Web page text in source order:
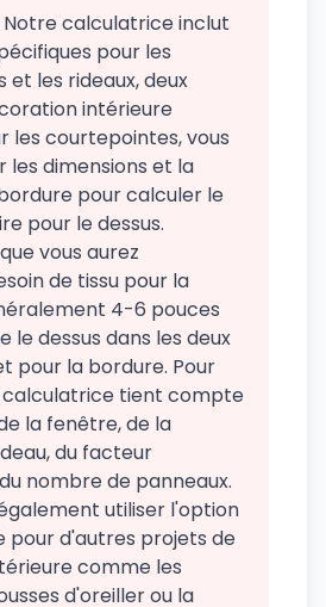
calculatrice inclut
pour les
les rideaux, deux
intérieure
les courtepointes, vous
les dimensions et la
pour calculer le
pour le dessus.
vous aurez
de tissu pour la
4-6 pouces
le dessus dans les deux
pour la bordure. Pour
calculatrice tient compte
la fenêtre, de la
du facteur
nombre de panneaux.
utiliser l'option
pour d'autres projets de
comme les
d'oreiller ou la